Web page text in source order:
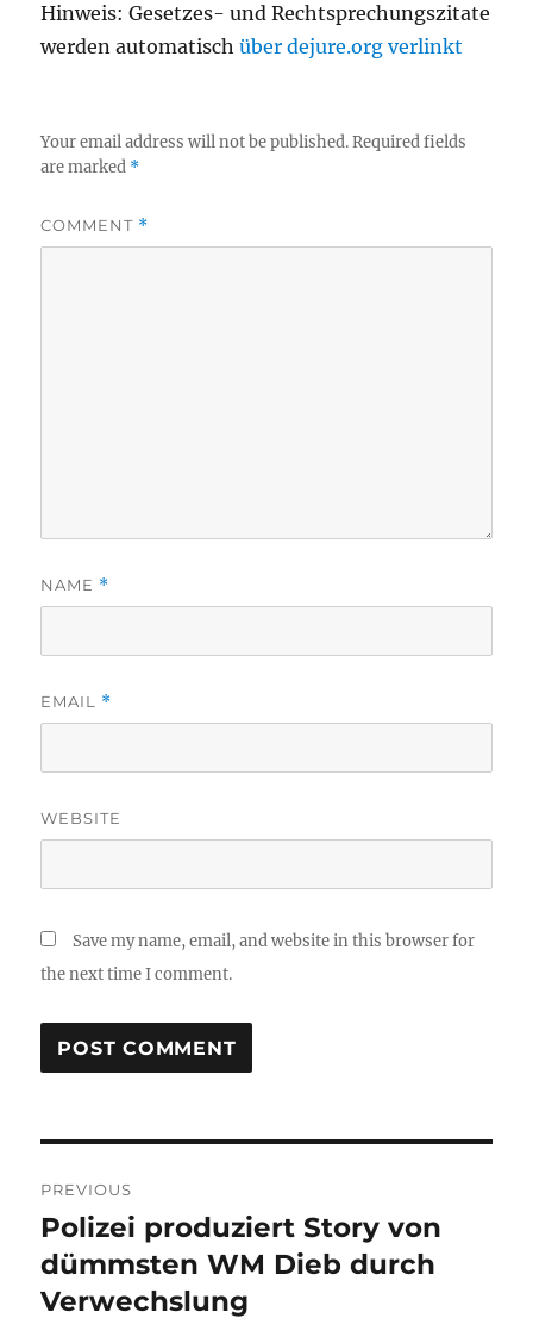
Hinweis: Gesetzes- und Rechtsprechungszitate
werden automatischüber dejure.org verlinkt
Your email address will not be published. Required fields
are marked *
COMMENT *
NAME *
EMAIL *
WEBSITE
Save my name, email, and website in this browser for
the next time I comment.
navigation
PREVIOUS
Previous
post:
Polizei produziert Story von
dümmsten WM Dieb durch
Verwechslung